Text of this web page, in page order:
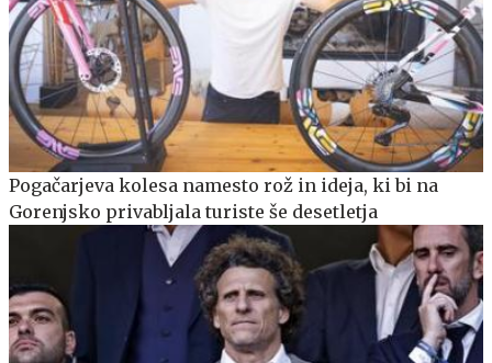
Pogačarjeva kolesa namesto rož in ideja, ki bi na
Gorenjsko privabljala turiste še desetletja